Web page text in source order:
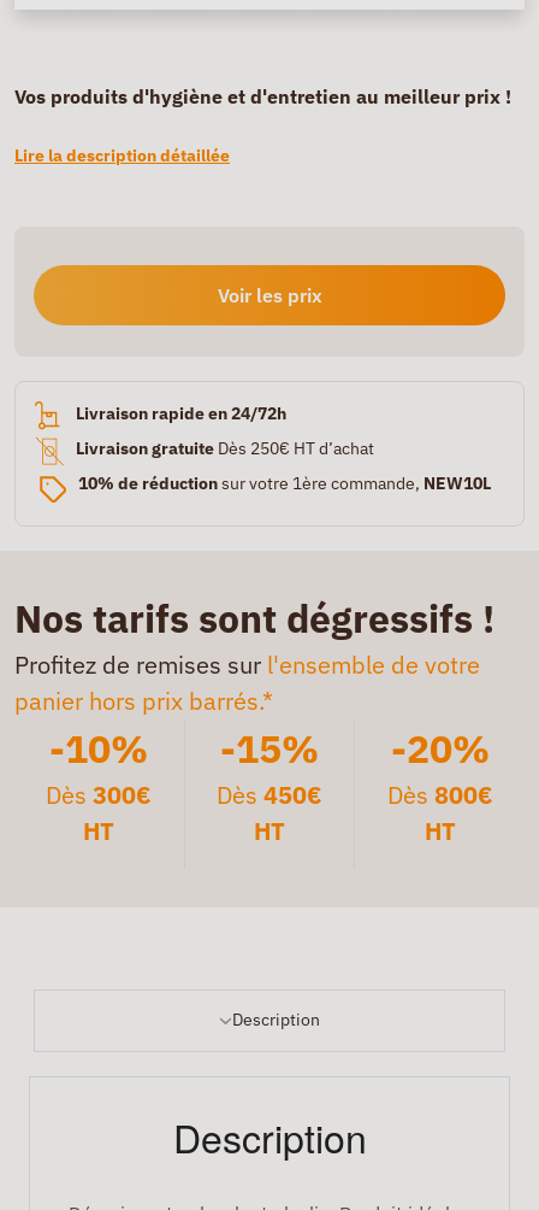
Vos produits d'hygiène et d'entretien au meilleur prix !
Lire la description détaillée
Voir les prix
Livraison rapide en 24/72h
Livraison gratuite Dès 250€ HT d’achat
10% de réductionsur votre 1ère commande, NEW10L
Nos tarifs sont dégressifs !
Profitez de remises sur l'ensemble de votre
panier hors prix barrés.*
-10%
Dès300€
HT
-15%
Dès 450€
HT
-20%
Dès 800€
HT
Description
Description